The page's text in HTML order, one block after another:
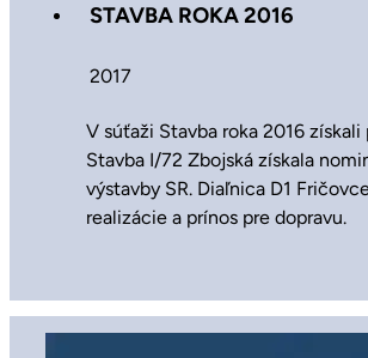
STAVBA ROKA 2016
2017
V súťaži Stavba roka 2016
Stavba I/72 Zbojská získala
výstavby SR. Diaľnica D1
realizácie a prínos pre dopravu.